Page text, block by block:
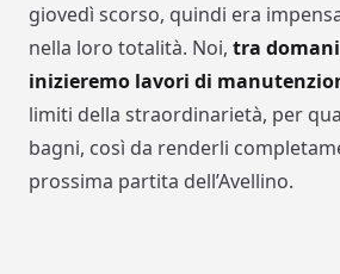
giovedì scorso, quindi era
nella loro totalità. Noi, tra
inizieremo lavori di
limiti della straordinarietà, per
bagni, così da renderli
prossima partita dell’Avellino.